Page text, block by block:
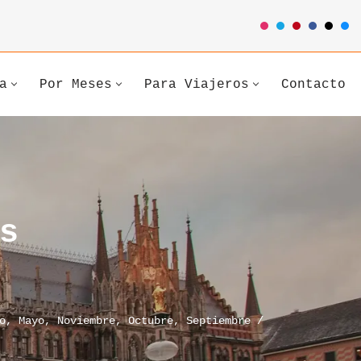
Por Meses Para Viajeros Contacto
,Mayo,Noviembre,Octubre,Septiembre